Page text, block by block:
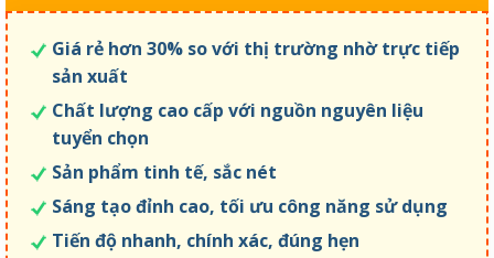
Giá rẻ hơn 30% so với thị trường nhờ trực tiếp
sản xuất
Chất lượng cao cấp với nguồn nguyên liệu
tuyển chọn
Sản phẩm tinh tế, sắc nét
Sáng tạo đỉnh cao, tối ưu công năng sử dụng
Tiến độ nhanh, chính xác, đúng hẹn